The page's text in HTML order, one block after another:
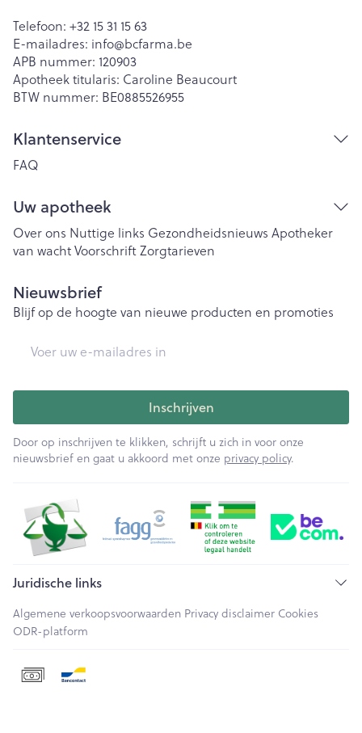
Telefoon: +32 15 31 15 63
E-mailadres: info@bcfarma.be
APB nummer: 120903
Apotheek titularis: Caroline Beaucourt
BTW nummer: BE0885526955
Klantenservice
FAQ
Uw apotheek
Over ons Nuttige links Gezondheidsnieuws Apotheker
van wachtVoorschriftZorgtarieven
Nieuwsbrief
Blijf op de hoogte van nieuwe producten en promoties
Inschrijven
Door op inschrijven te klikken, schrijft u zich in voor onze
nieuwsbrief en gaat u akkoord met onze privacy policy.
Juridische links
Algemene verkoopsvoorwaarden Privacy disclaimer Cookies
ODR-platform